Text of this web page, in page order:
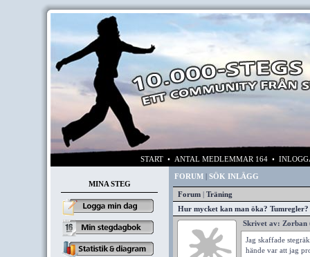
START • ANTAL MEDLEMMAR 164 •
MINA STEG
FORUM| SÖK INLÄGG
Forum| Träning
Hur mycket kan man öka? Tumregler?
Skrivet av: Zorban
Jag skaffade
hände var att jag